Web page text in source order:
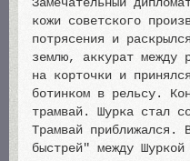
кожи советского
потрясения и
землю, аккурат между
на корточки и
ботинком в рельсу.
трамвай. Шурка стал
Трамвай приближался.
быстрей" между